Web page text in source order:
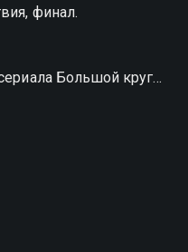
финал.
Большой круг
в хорошем HD